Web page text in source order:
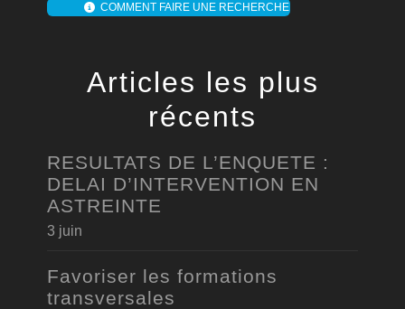
COMMENT FAIRE UNE RECHERCHE
Articles les plus
récents
RESULTATS DE L’ENQUETE :
DELAI D’INTERVENTION EN
ASTREINTE
3 juin
Favoriser les formations
transversales